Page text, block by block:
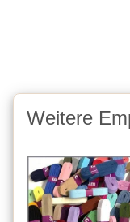
Weitere